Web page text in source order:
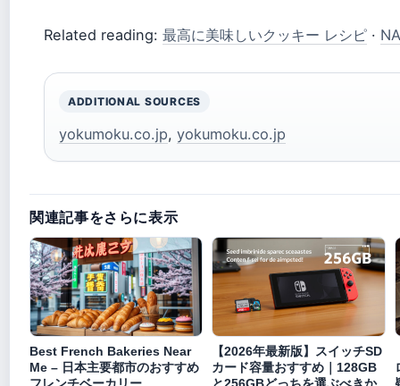
Related reading: 最高に美味しいクッキー レシピ ·
ADDITIONAL SOURCES
yokumoku.co.jp, yokumoku.co.jp
関連記事をさらに表示
Best French Bakeries Near
Me – 日本主要都市のおすすめ
【2026年最新版】スイッチSD
カード容量おすすめ｜128GB